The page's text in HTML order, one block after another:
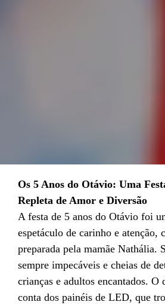
Os 5 Anos do Otávio: Uma
Repleta de Amor e Diversão
A festa de 5 anos do Otávio foi
espetáculo de carinho e atenção,
preparada pela mamãe Nathália.
sempre impecáveis e cheias de
crianças e adultos encantados. O
conta dos painéis de LED, que